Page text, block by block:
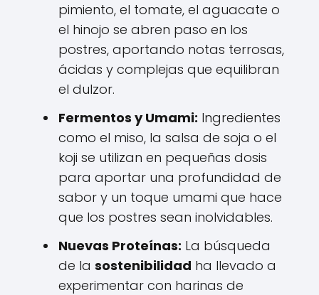
pimiento, el tomate, el aguacate o
el hinojo se abren paso en los
postres, aportando notas terrosas,
ácidas y complejas que equilibran
el dulzor.
Fermentos y Umami: Ingredientes
como el miso, la salsa de soja o el
koji se utilizan en pequeñas dosis
para aportar una profundidad de
sabor y un toque umami que hace
que los postres sean inolvidables.
Nuevas Proteínas: La búsqueda
de la sostenibilidad ha llevado a
experimentar con harinas de